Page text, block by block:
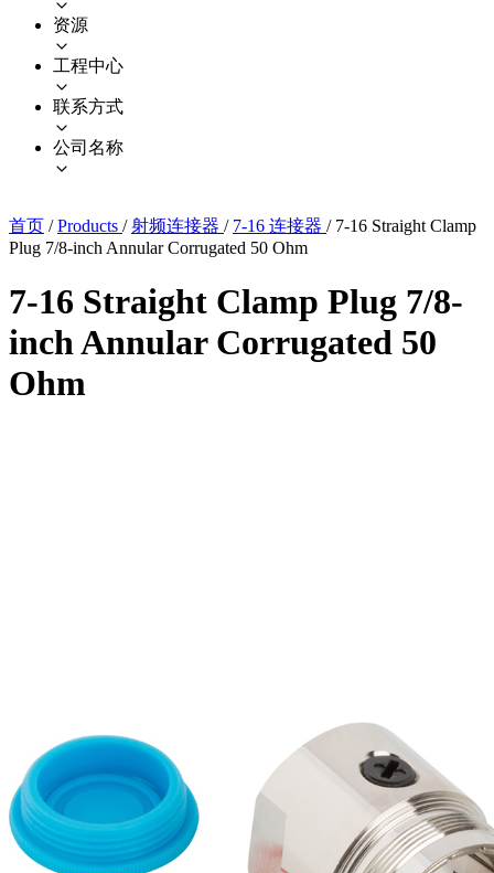
资源
工程中心
联系方式
公司名称
首页 / Products / 射频连接器 / 7-16 连接器 / 7-16 Straight Clamp
Plug 7/8-inch Annular Corrugated 50 Ohm
7-16 Straight Clamp Plug 7/8-
inch Annular Corrugated 50
Ohm